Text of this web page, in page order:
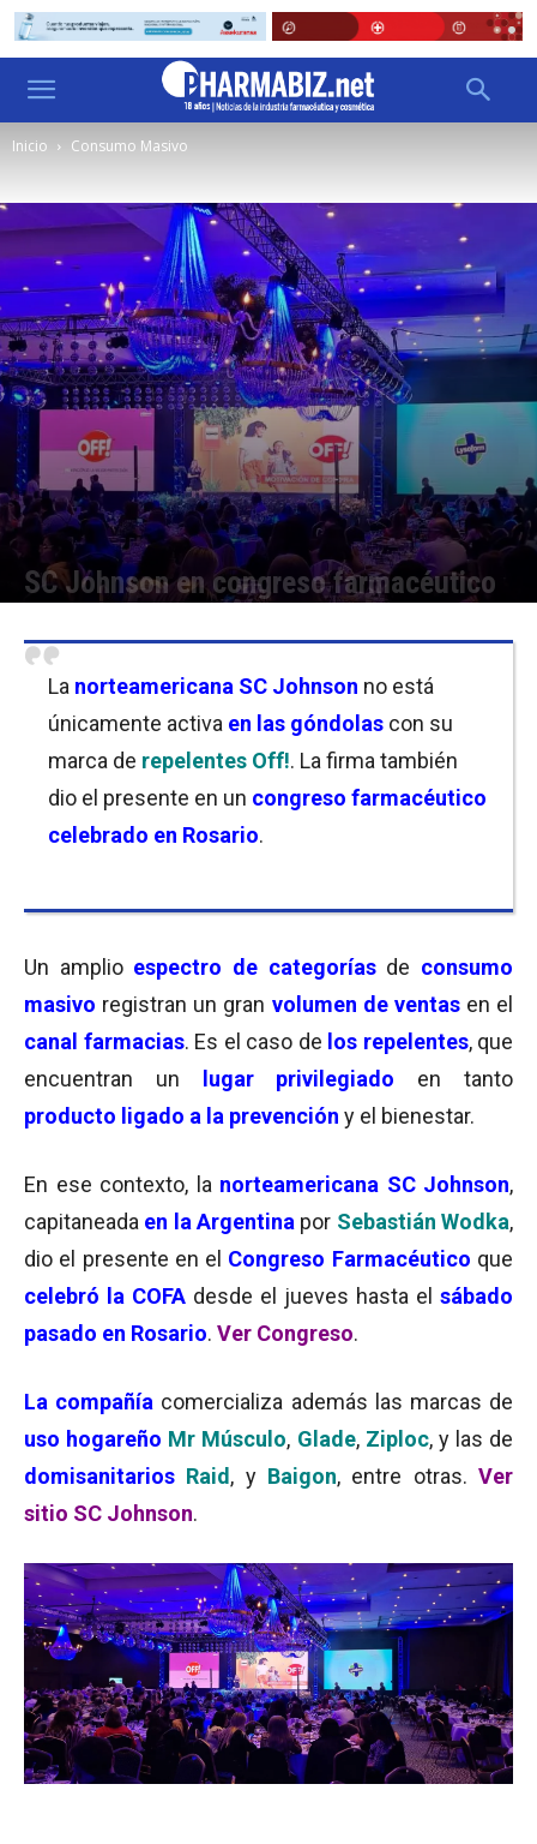
Inicio Consumo Masivo
SC Johnson en congreso farmacéutico
La norteamericana SC Johnson no está
únicamente activa en las góndolas con su
marca de repelentes Off!. La firma también
dio el presente en un congreso farmacéutico
celebrado en Rosario.
Un amplio espectro de categoríasde consumo
masivo registran un gran volumen de ventasen el
canal farmacias. Es el caso de los repelentes, que
encuentran un
lugar privilegiado en tanto
producto ligado a la prevención y el bienestar.
En ese contexto, la norteamericana SC Johnson,
capitaneada en la Argentina por Sebastián Wodka,
dio el presente en el Congreso Farmacéutico que
celebró la COFA desde el jueves hasta el sábado
pasado en Rosario. Ver Congreso.
La compañía comercializa además las marcas de
uso hogareño Mr Músculo, Glade, Ziploc, y las de
domisanitarios Raid , y Baigon, entre otras.Ver
sitio SC Johnson.